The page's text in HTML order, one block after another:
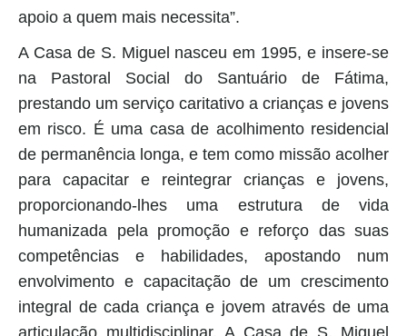
apoio a quem mais necessita”.
A Casa de S. Miguel nasceu em 1995, e insere-se
na Pastoral Social do Santuário de Fátima,
prestando um serviço caritativo a crianças e jovens
em risco. É uma casa de acolhimento residencial
de permanência longa, e tem como missão acolher
para capacitar e reintegrar crianças e jovens,
proporcionando-lhes uma estrutura de vida
humanizada pela promoção e reforço das suas
competências e habilidades, apostando num
envolvimento e capacitação de um crescimento
integral de cada criança e jovem através de uma
articulação multidisciplinar. A Casa de S. Miguel